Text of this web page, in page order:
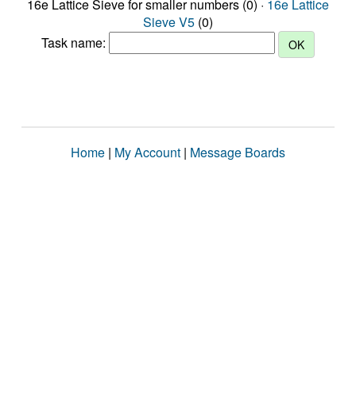
16e Lattice Sieve for smaller numbers (0) · 16e Lattice
Sieve V5 (0)
Task name:
Home | My Account | Message Boards